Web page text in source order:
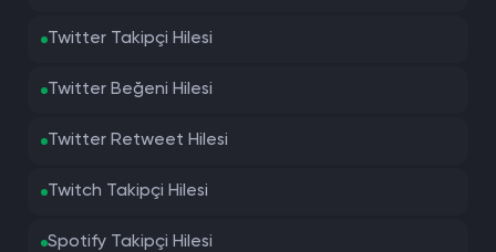
Twitter Takipçi Hilesi
Twitter Beğeni Hilesi
Twitter Retweet Hilesi
Twitch Takipçi Hilesi
Spotify Takipçi Hilesi